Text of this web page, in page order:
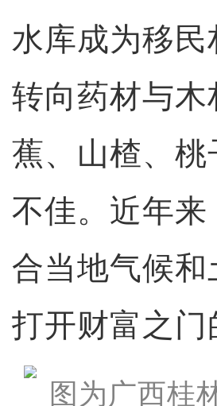
水库成为移
转向药材与
蕉、山楂、
不佳。近年
合当地气候
打开财富之门